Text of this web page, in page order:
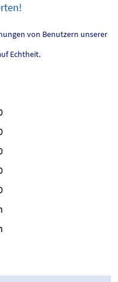
von Benutzern unserer
Echtheit.